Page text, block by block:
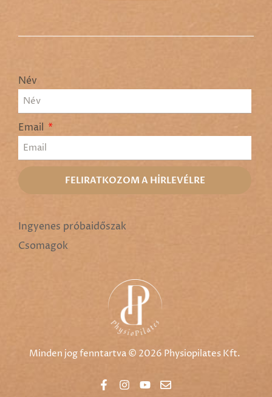
Név
Email
FELIRATKOZOM A HÍRLEVÉLRE
Ingyenes próbaidőszak
Csomagok
Minden jog fenntartva © 2026 Physiopilates Kft.